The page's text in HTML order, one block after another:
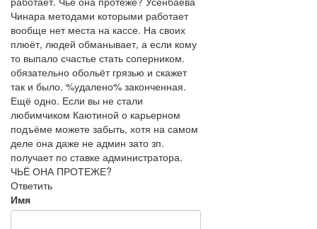
Чинара методами которыми работает
вообще нет места на кассе. На своих
плюёт, людей обманывает, а если кому
то выпало счастье стать соперником.
обязательно обольёт грязью и скажет
так и было. %удалено% законченная.
Ещё одно. Если вы не стали
любимчиком Каютиной о карьерном
подъёме можете забыть, хотя на самом
деле она даже не админ зато зп.
получает по ставке администратора.
ЧЬЁ ОНА ПРОТЕЖЕ?
Ответить
Имя